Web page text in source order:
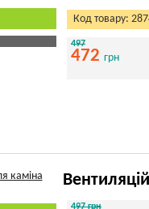
Код товару:
497
472 грн
497 грн